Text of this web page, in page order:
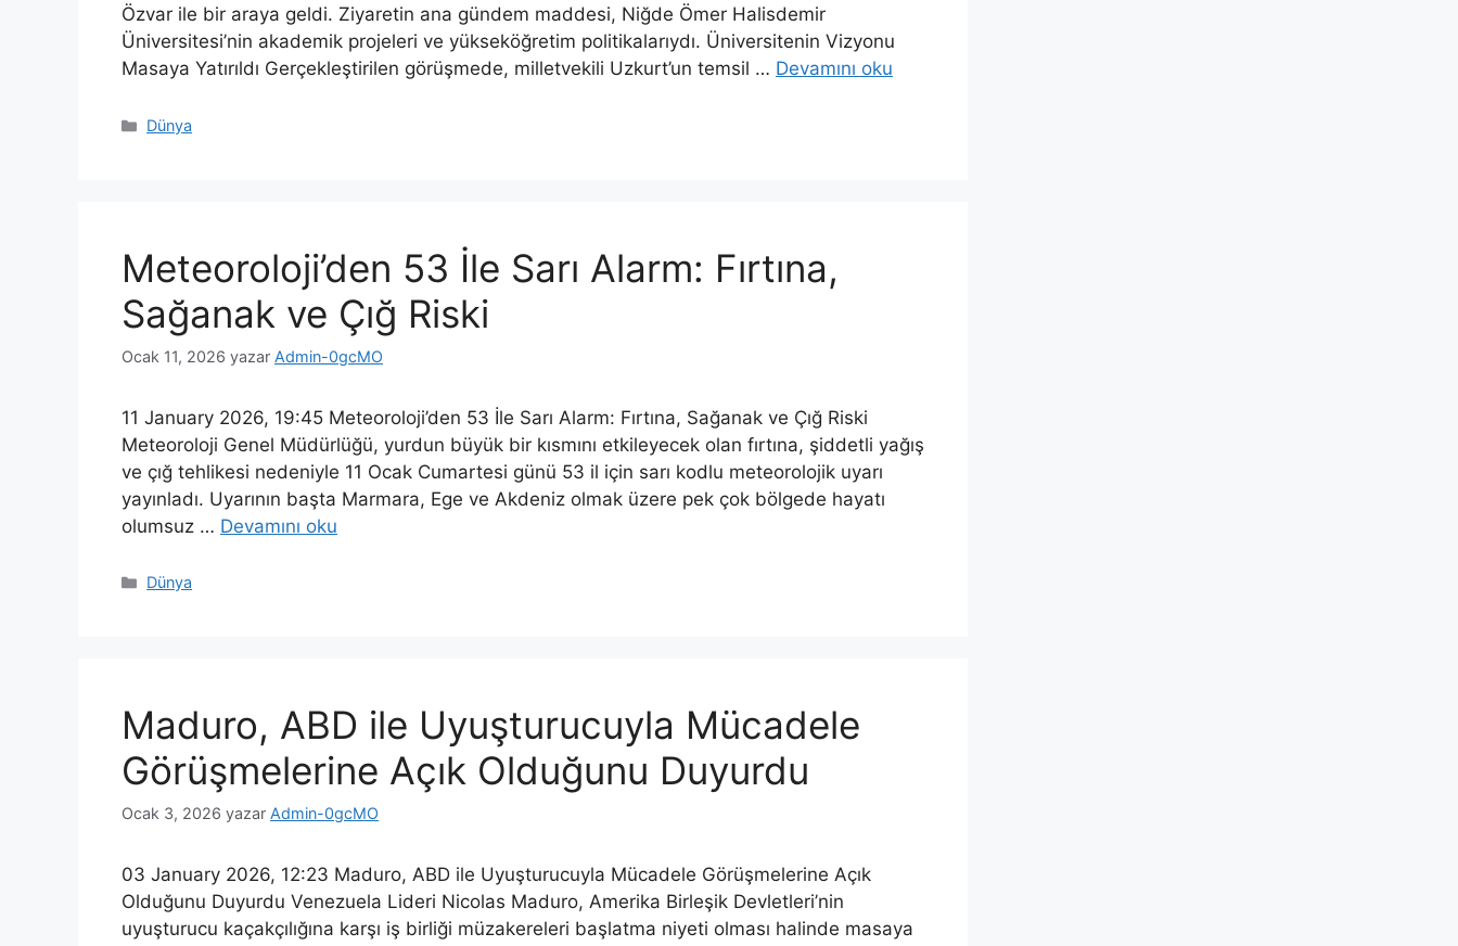
Özvar ile bir araya geldi. Ziyaretin ana gündem maddesi, Niğde Ömer Halisdemir
Üniversitesi’nin akademik projeleri ve yükseköğretim politikalarıydı. Üniversitenin Vizyonu
Masaya Yatırıldı Gerçekleştirilen görüşmede, milletvekili Uzkurt’un temsil … Devamını oku
Kategoriler
Dünya
Meteoroloji’den 53 İle Sarı Alarm: Fırtına,
Sağanak ve Çığ Riski
Ocak 11, 2026 yazar Admin-0gcMO
11 January 2026, 19:45 Meteoroloji’den 53 İle Sarı Alarm: Fırtına, Sağanak ve Çığ Riski
Meteoroloji Genel Müdürlüğü, yurdun büyük bir kısmını etkileyecek olan fırtına, şiddetli yağış
ve çığ tehlikesi nedeniyle 11 Ocak Cumartesi günü 53 il için sarı kodlu meteorolojik uyarı
yayınladı. Uyarının başta Marmara, Ege ve Akdeniz olmak üzere pek çok bölgede hayatı
olumsuz … Devamını oku
Kategoriler
Dünya
Maduro, ABD ile Uyuşturucuyla Mücadele
Görüşmelerine Açık Olduğunu Duyurdu
Ocak 3, 2026 yazar Admin-0gcMO
03 January 2026, 12:23 Maduro, ABD ile Uyuşturucuyla Mücadele Görüşmelerine Açık
Olduğunu Duyurdu Venezuela Lideri Nicolas Maduro, Amerika Birleşik Devletleri’nin
uyuşturucu kaçakçılığına karşı iş birliği müzakereleri başlatma niyeti olması halinde masaya